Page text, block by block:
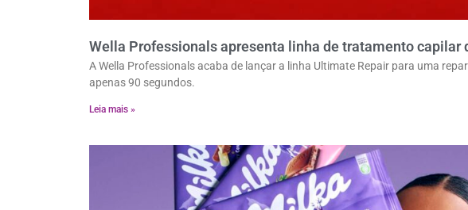
Wella Professionals apresenta linha de tratamento capilar
A Wella Professionals acaba de lançar a linha Ultimate Repair para uma
apenas 90 segundos.
Leia mais »